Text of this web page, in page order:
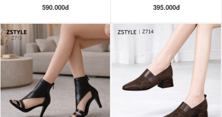
590.000đ
395.000đ